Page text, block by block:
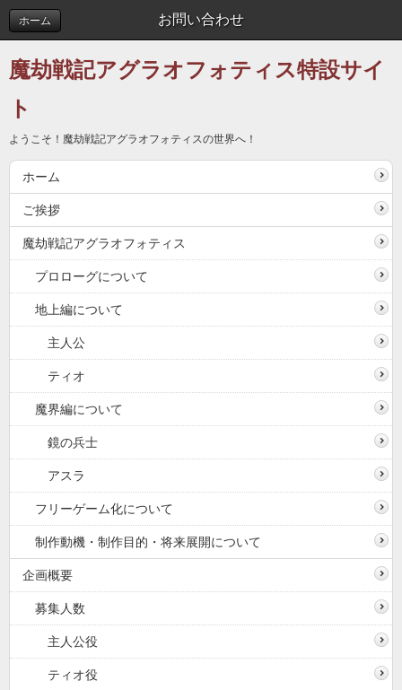
お問い合わせ
ホーム
魔劫戦記アグラオフォティス特設サイ
ト
ようこそ！魔劫戦記アグラオフォティスの世界へ！
ホーム
ご挨拶
魔劫戦記アグラオフォティス
プロローグについて
地上編について
主人公
ティオ
魔界編について
鏡の兵士
アスラ
フリーゲーム化について
制作動機・制作目的・将来展開について
企画概要
募集人数
主人公役
ティオ役